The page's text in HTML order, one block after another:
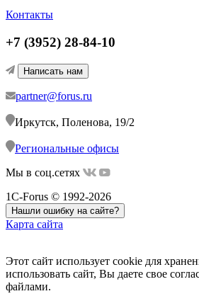
Контакты
+7 (3952) 28-84-10
Написать нам
partner@forus.ru
Иркутск, Поленова, 19/2
Региональные офисы
Мы в соц.сетях
1C-Forus © 1992-2026
Нашли ошибку на сайте?
Карта сайта
Этот сайт использует cookie для
использовать сайт, Вы даете свое
файлами.